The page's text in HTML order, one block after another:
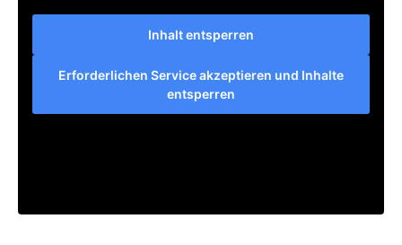
Inhalt entsperren
Erforderlichen Service akzeptieren und Inhalte
entsperren